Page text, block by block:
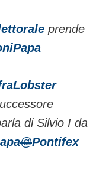
prende
di Silvio I da
@Pontifex